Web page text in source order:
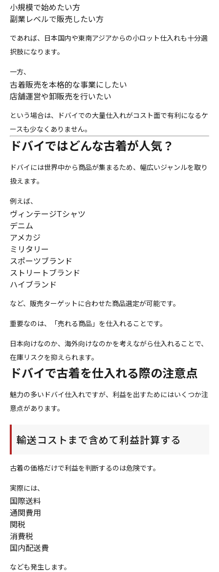
小規模で始めたい方
副業レベルで販売したい方
であれば、日本国内や東南アジアからの小ロット仕入れも十分選
択肢になります。
一方、
古着販売を本格的な事業にしたい
店舗運営や卸販売を行いたい
という場合は、ドバイでの大量仕入れがコスト面で有利になるケ
ースも少なくありません。
ドバイではどんな古着が人気？
ドバイには世界中から商品が集まるため、幅広いジャンルを取り
扱えます。
例えば、
ヴィンテージTシャツ
デニム
アメカジ
ミリタリー
スポーツブランド
ストリートブランド
ハイブランド
など、販売ターゲットに合わせた商品選定が可能です。
重要なのは、「売れる商品」を仕入れることです。
日本向けなのか、海外向けなのかを考えながら仕入れることで、
在庫リスクを抑えられます。
ドバイで古着を仕入れる際の注意点
魅力の多いドバイ仕入れですが、利益を出すためにはいくつか注
意点があります。
輸送コストまで含めて利益計算する
古着の価格だけで利益を判断するのは危険です。
実際には、
国際送料
通関費用
関税
消費税
国内配送費
なども発生します。